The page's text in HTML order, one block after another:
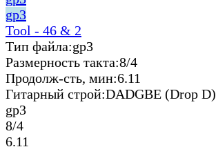
gp3
Tool - 46 & 2
Тип файла:gp3
Размерность такта:8/4
Продолж-сть, мин:6.11
Гитарный строй:DADGBE (Drop D)
gp3
8/4
6.11